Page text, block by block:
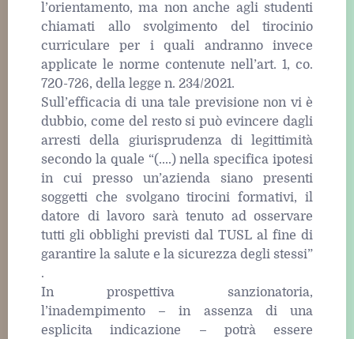
l’orientamento, ma non anche agli studenti
chiamati allo svolgimento del tirocinio
curriculare per i quali andranno invece
applicate le norme contenute nell’art. 1, co.
720-726, della legge n. 234/2021.
Sull’efficacia di una tale previsione non vi è
dubbio, come del resto si può evincere dagli
arresti della giurisprudenza di legittimità
secondo la quale “(....) nella specifica ipotesi
in cui presso un’azienda siano presenti
soggetti che svolgano tirocini formativi, il
datore di lavoro sarà tenuto ad osservare
tutti gli obblighi previsti dal TUSL al fine di
garantire la salute e la sicurezza degli stessi”
.
In prospettiva sanzionatoria,
l’inadempimento – in assenza di una
esplicita indicazione – potrà essere